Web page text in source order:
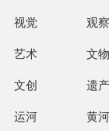
视觉 观察
艺术 文物
文创 遗产
运河 黄河